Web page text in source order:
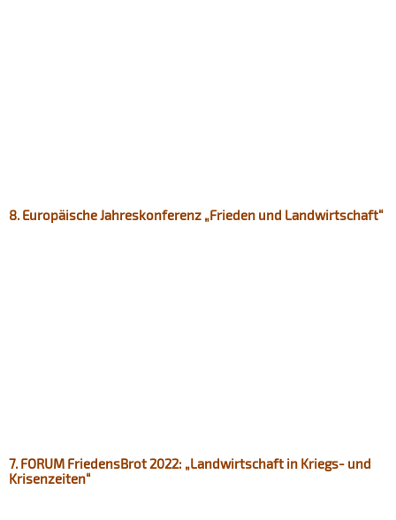
8. Europäische Jahreskonferenz „Frieden und Landwirtschaft“
7. FORUM FriedensBrot 2022: „Landwirtschaft in Kriegs- und
Krisenzeiten“